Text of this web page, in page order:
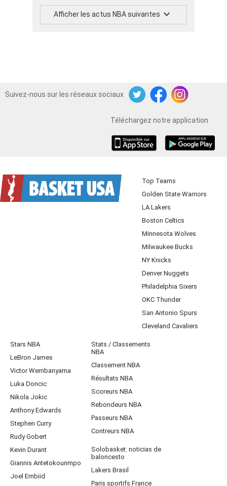
Afficher les actus NBA suivantes
Suivez-nous sur les réseaux sociaux
TwitterFacebookInstagram
Téléchargez notre application
Top Teams
Golden State Warriors
LA Lakers
Boston Celtics
Minnesota Wolves
Milwaukee Bucks
NY Knicks
Denver Nuggets
Philadelphia Sixers
OKC Thunder
San Antonio Spurs
Cleveland Cavaliers
Stars NBA
LeBron James
Victor Wembanyama
Luka Doncic
Nikola Jokic
Anthony Edwards
Stephen Curry
Rudy Gobert
Kevin Durant
Giannis Antetokounmpo
Joel Embiid
Stats / Classements
NBA
Classement NBA
Résultats NBA
Scoreurs NBA
Rebondeurs NBA
Passeurs NBA
Contreurs NBA
Solobasket: noticias de
baloncesto
Lakers Brasil
Paris sportifs France